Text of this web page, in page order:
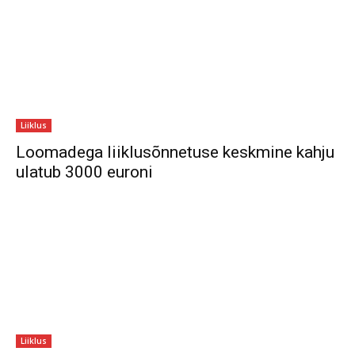
Liiklus
Loomadega liiklusõnnetuse keskmine kahju
ulatub 3000 euroni
Liiklus